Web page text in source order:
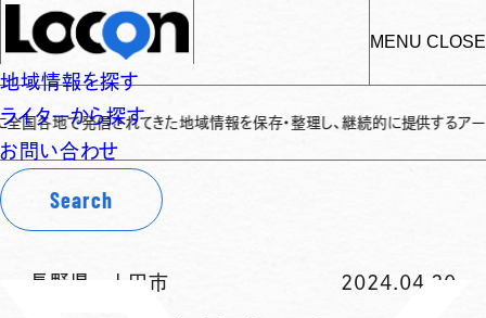
MENU CLOSE
地域情報を探す
ライターから探す
お問い合わせ
Search
されてきた地域情報を保存・整理し、継続的に提供するアーカイブサイトで
長野県 上田市 2024.04.30